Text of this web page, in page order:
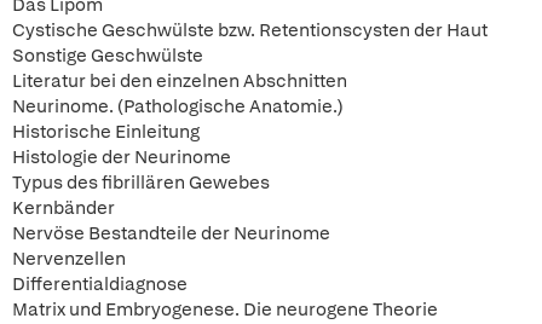
Das Lipom
Cystische Geschwülste bzw. Retentionscysten der Haut
Sonstige Geschwülste
Literatur bei den einzelnen Abschnitten
Neurinome. (Pathologische Anatomie.)
Historische Einleitung
Histologie der Neurinome
Typus des fibrillären Gewebes
Kernbänder
Nervöse Bestandteile der Neurinome
Nervenzellen
Differentialdiagnose
Matrix und Embryogenese. Die neurogene Theorie